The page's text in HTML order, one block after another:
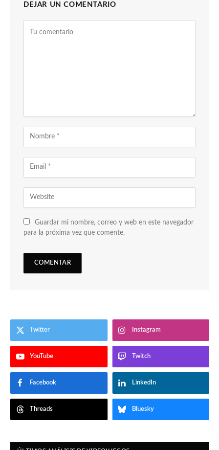
DEJAR UN COMENTARIO
Guardar mi nombre, correo y web en este navegador
para la próxima vez que comente.
Twitter Instagram
YouTube Twitch
Facebook LinkedIn
Threads Bluesky